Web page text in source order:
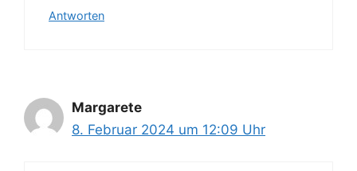
Antworten
Margarete
8. Februar 2024 um 12:09 Uhr